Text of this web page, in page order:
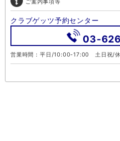
ご案内事項等
クラブゲッツ予約センター
03-
営業時間：平日/10:00-17:00 土日祝/